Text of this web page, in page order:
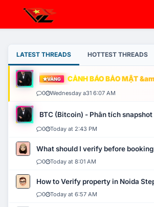
LATEST THREADS HOTTEST THREADS
VÀNG CẢNH BÁO BẢO MẬT
0 Wednesday a31 6:07 AM
BTC (Bitcoin) - Phân tích
0 Today at 2:43 PM
What should I verify before booking
0 Today at 8:01 AM
How to Verify property in Noida
0 Today at 6:57 AM